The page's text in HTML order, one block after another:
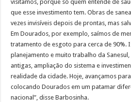
visitamos, porque só quem entende de
que esse investimento tem. Obras de
vezes invisíveis depois de prontas, mas
Em Dourados, por exemplo, saímos de
tratamento de esgoto para cerca de 90%.
planejamento e muito trabalho da
antigas, ampliação do sistema e
realidade da cidade. Hoje, avançamos
colocando Dourados em um patamar
nacional”, disse Barbosinha.